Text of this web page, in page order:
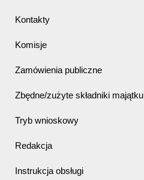
Kontakty
Komisje
Zamówienia publiczne
Zbędne/zużyte składniki majątku
Tryb wnioskowy
Redakcja
Instrukcja obsługi